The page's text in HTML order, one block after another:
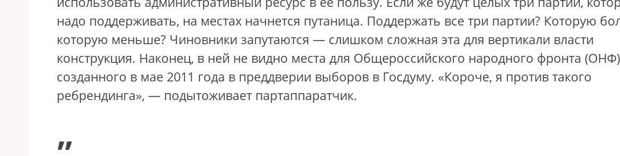
надо поддерживать, на местах начнется путаница. Поддержать все три партии? Которую
которую меньше? Чиновники запутаются — слишком сложная эта для вертикали власти
конструкция. Наконец, в ней не видно места для Общероссийского народного фронта
созданного в мае 2011 года в преддверии выборов в Госдуму. «Короче, я против такого
ребрендинга», — подытоживает партаппаратчик.
„